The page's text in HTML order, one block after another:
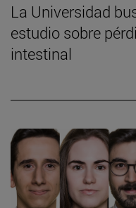
La Universidad
estudio sobre
intestinal